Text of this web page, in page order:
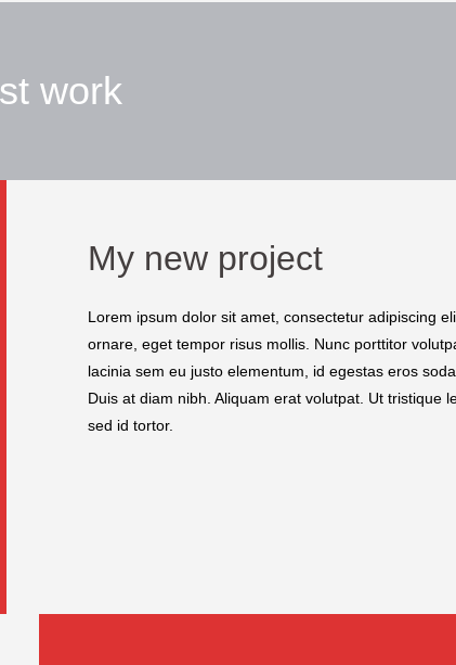
work
My new project
Lorem ipsum dolor sit amet, consectetur adipiscing
ornare, eget tempor risus mollis. Nunc porttitor
lacinia sem eu justo elementum, id egestas eros
Duis at diam nibh. Aliquam erat volutpat. Ut tristique
sed id tortor.